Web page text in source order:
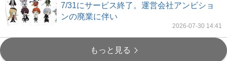
7/31にサービス終了。運営会社アンビショ
ンの廃業に伴い
2026-07-30 14:41
もっと見る